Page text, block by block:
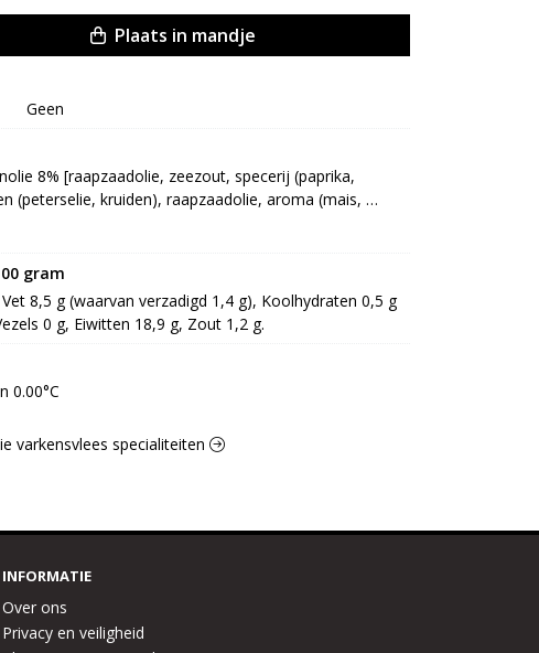
Plaats in mandje
Geen
8% [raapzaadolie, zeezout, specerij (paprika,
(peterselie, kruiden), raapzaadolie, aroma (mais,
suiker, antioxidant: E307]
gram
8,5 g (waarvan verzadigd 1,4 g), Koolhydraten 0,5 g
0 g, Eiwitten 18,9 g, Zout 1,2 g.
0.00°C
varkensvlees specialiteiten
INFORMATIE
Over ons
Privacy en veiligheid